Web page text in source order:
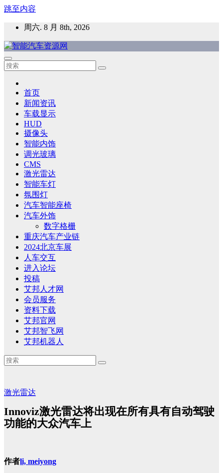
跳至内容
周六. 8 月 8th, 2026
智能汽车资源网
智能表面，智能内饰，新能源汽车，HMI，人车交互，智能车
首页
新闻资讯
车载显示
HUD
摄像头
智能内饰
调光玻璃
CMS
激光雷达
智能车灯
氛围灯
汽车智能座椅
汽车外饰
数字格栅
重庆汽车产业链
2024北京车展
人车交互
进入论坛
投稿
艾邦人才网
会员服务
资料下载
艾邦官网
艾邦智飞网
艾邦机器人
激光雷达
Innoviz激光雷达将出现在所有具有自动驾驶
功能的大众汽车上
作者li, meiyong